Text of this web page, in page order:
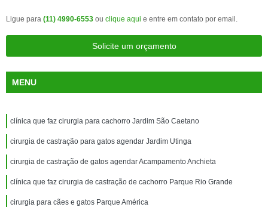
Ligue para (11) 4990-6553 ou clique aqui e entre em contato por email.
Solicite um orçamento
MENU
clínica que faz cirurgia para cachorro Jardim São Caetano
cirurgia de castração para gatos agendar Jardim Utinga
cirurgia de castração de gatos agendar Acampamento Anchieta
clínica que faz cirurgia de castração de cachorro Parque Rio Grande
cirurgia para cães e gatos Parque América